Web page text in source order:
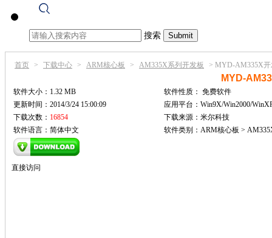
搜索
首页 > 下载中心 > ARM核心板 > AM335X系列开发板 > MYD-AM335X开
MYD-
软件大小：1.32 MB 软件性质： 免费软件
更新时间：2014/3/24 15:00:09
应用平台：Win9X/Win2000/
下载次数： 16854
下载来源：米尔科技
软件语言：简体中文
软件类别：ARM核心板 >
直接访问